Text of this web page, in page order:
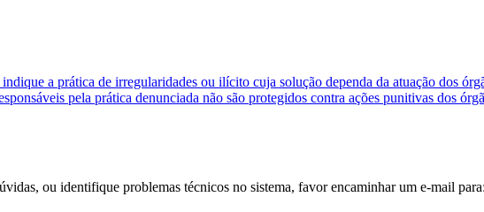
a prática de irregularidades ou ilícito cuja solução dependa da atuação dos
pela prática denunciada não são protegidos contra ações punitivas dos
ou identifique problemas técnicos no sistema, favor encaminhar um e-mail para: